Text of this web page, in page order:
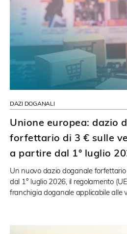
DAZI DOGANALI
Unione europea: dazio
forfettario di 3 € sulle
a partire dal 1° luglio
Un nuovo dazio doganale
dal 1° luglio 2026, il regolamento
franchigia doganale applicabile alle